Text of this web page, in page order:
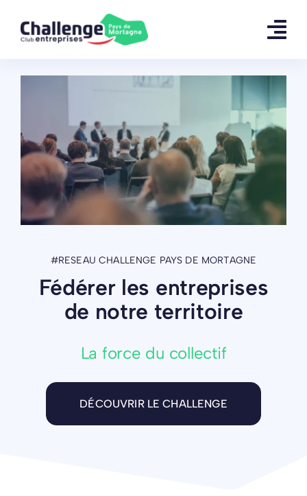
content
#RESEAU CHALLENGE PAYS DE MORTAGNE
Fédérer les entreprises
de notre territoire
La force du collectif
DÉCOUVRIR LE CHALLENGE